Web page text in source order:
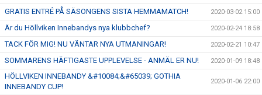
GRATIS ENTRÉ PÅ SÄSONGENS SISTA HEMMAMATCH! 2020-03-02 15:00
Är du Höllviken Innebandys nya klubbchef? 2020-02-24 18:58
TACK FÖR MIG! NU VÄNTAR NYA UTMANINGAR! 2020-02-21 10:47
SOMMARENS HÄFTIGASTE UPPLEVELSE - ANMÄL ER NU! 2020-01-09 18:48
HÖLLVIKEN INNEBANDY &#10084;&#65039; GOTHIA
INNEBANDY CUP!
2020-01-06 22:00